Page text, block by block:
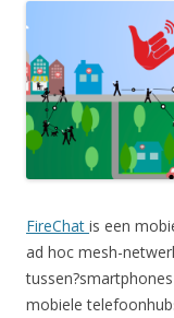
FireChat is een
ad hoc mesh-
mobiele